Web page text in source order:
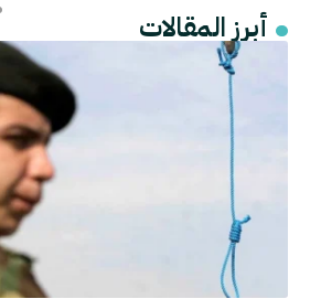
أبرز المقالات